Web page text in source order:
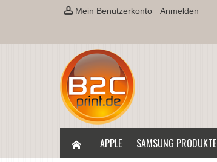
Mein Benutzerkonto Anmelden
APPLE SAMSUNG PRODUKTE